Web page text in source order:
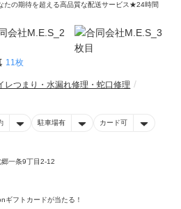
たの期待を超える高品質な配送サービス★24時間
11枚
レつまり・水漏れ修理・蛇口修理
駐車場有 カード可
一条9丁目2-12
ギフトカードが当たる！